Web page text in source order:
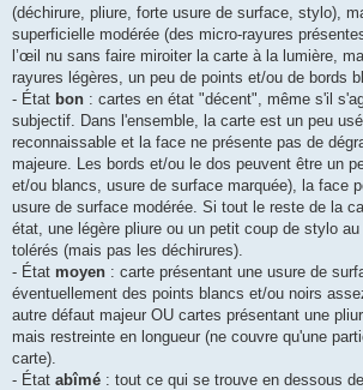
(déchirure, pliure, forte usure de surface, stylo),
superficielle modérée (des micro-rayures
l’œil nu sans faire miroiter la carte à la lumière,
rayures légères, un peu de points et/ou de bords
- État bon : cartes en état "décent", même s'il
subjectif. Dans l'ensemble, la carte est un peu
reconnaissable et la face ne présente pas de
majeure. Les bords et/ou le dos peuvent être un
et/ou blancs, usure de surface marquée), la face
usure de surface modérée. Si tout le reste de la
état, une légère pliure ou un petit coup de stylo
tolérés (mais pas les déchirures).
- État moyen : carte présentant une usure de
éventuellement des points blancs et/ou noirs
autre défaut majeur OU cartes présentant une
mais restreinte en longueur (ne couvre qu'une
carte).
- État abîmé : tout ce qui se trouve en dessous